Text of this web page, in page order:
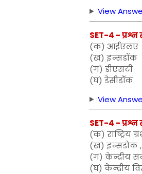
View
SET-4 -
(क) आईएलए
(ख) इन्सडॉक
(ग) डीएसटी
(घ) डेसीडॉक
View
SET-4 -
(क) राष्ट्रिय
(ख) इन्सडोक ,
(ग) केन्द्रीय
(घ) केन्द्रीय